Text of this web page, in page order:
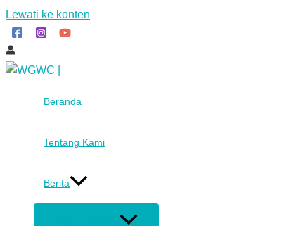
Lewati ke konten
Beranda
Tentang Kami
Berita